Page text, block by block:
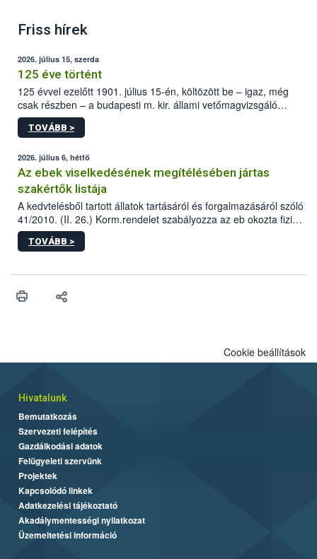
Friss hírek
2026. július 15, szerda
125 éve történt
125 évvel ezelőtt 1901. július 15-én, költözött be – igaz, még
csak részben – a budapesti m. kir. állami vetőmagvizsgáló
állomás a Kis Rókus utca 15. szám alatti, Czigler Győző által
tervezett új épületébe.
TOVÁBB >
2026. július 6, hétfő
Az ebek viselkedésének megítélésében jártas
szakértők listája
A kedvtelésből tartott állatok tartásáról és forgalmazásáról szóló
41/2010. (II. 26.) Korm.rendelet szabályozza az eb okozta fizikai
sérülés, illetve ennek veszélye keletkezésekor felmerülő
hatósági feladatokat, valamint a veszélyes eb tartását és annak
vonni az ebek viselkedésének megítélésében jártas szakértőt.
TOVÁBB >
Cookie beállítások
Hivatalunk
Bemutatkozás
Szervezeti felépítés
Gazdálkodási adatok
Felügyeleti szervünk
Projektek
Kapcsolódó linkek
Adatkezelési tájékoztató
Akadálymentességi nyilatkozat
Üzemeltetési információ